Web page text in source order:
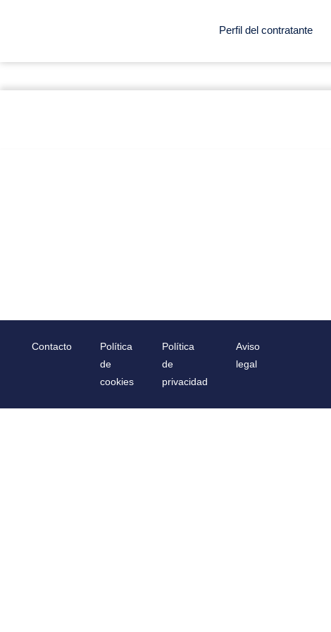
Perfil del contratante
Contacto
Política
de
cookies
Política
de
privacidad
Aviso
legal